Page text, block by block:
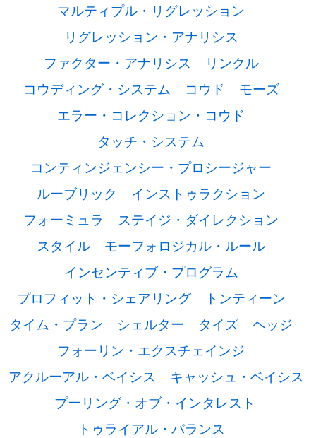
マルティプル・リグレッション
リグレッション・アナリシス
ファクター・アナリシス
リンクル
コウディング・システム
コウド
モーズ
エラー・コレクション・コウド
タッチ・システム
コンティンジェンシー・プロシージャー
ルーブリック
インストゥラクション
フォーミュラ
ステイジ・ダイレクション
スタイル
モーフォロジカル・ルール
インセンティブ・プログラム
プロフィット・シェアリング
トンティーン
タイム・プラン
シェルター タイズ
ヘッジ
フォーリン・エクスチェインジ
アクルーアル・ベイシス
キャッシュ・ベイシス
プーリング・オブ・インタレスト
トゥライアル・バランス